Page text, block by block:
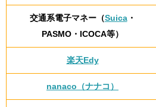
交通系電子マネー（Suica・
PASMO・ICOCA等）
楽天Edy
nanaco（ナナコ）